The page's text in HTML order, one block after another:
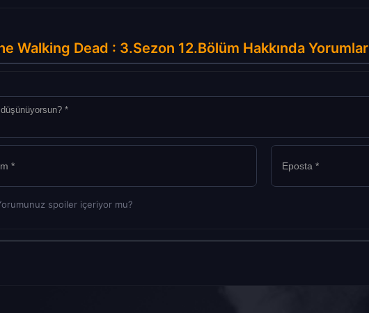
Walking Dead : 3.Sezon 12.Bölüm Hakkında Yorumlar
spoiler içeriyor mu?